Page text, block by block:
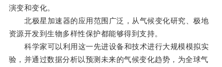
演变和变化。
北极星加速器的应用范围广泛，从气候变化研究、极地
资源开发到生物多样性保护都能够得到支持。
科学家可以利用这一先进设备和技术进行大规模模拟实
验，并通过数据分析以预测未来的气候变化趋势，为全球气